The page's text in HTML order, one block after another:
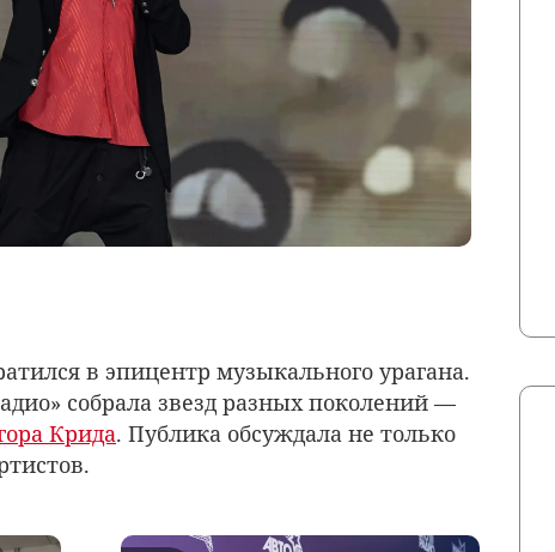
в эпицентр музыкального урагана.
собрала звезд разных поколений —
Крида. Публика обсуждала не только